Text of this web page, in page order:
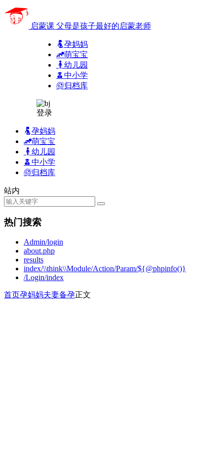
启蒙课 父母是孩子最好的启蒙老师
孕妈妈
萌宝宝
幼儿园
中小学
归档库
登录
孕妈妈
萌宝宝
幼儿园
中小学
归档库
站内
热门搜索
Admin/login
about.php
results
index/\\think\\Module/Action/Param/${@phpinfo()}
/Login/index
首页孕妈妈夫妻备孕正文